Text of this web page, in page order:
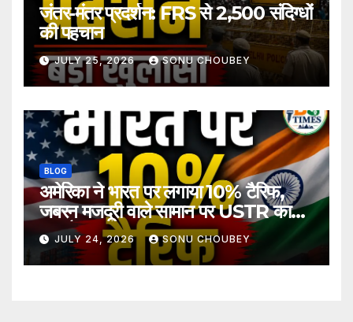
जंतर-मंतर प्रदर्शन: FRS से 2,500 संदिग्धों
की पहचान
JULY 25, 2026 SONU CHOUBEY
BLOG
अमेरिका ने भारत पर लगाया 10% टैरिफ,
जबरन मजदूरी वाले सामान पर USTR का
बड़ा फैसला
JULY 24, 2026 SONU CHOUBEY